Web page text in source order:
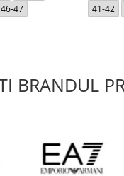
46-47
41-42
BRANDUL